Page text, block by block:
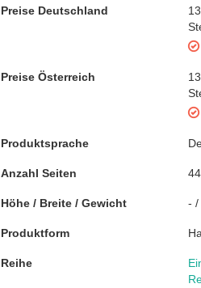
Preise Deutschland
Preise Österreich
Produktsprache
Anzahl Seiten
Höhe / Breite / Gewicht - /
Produktform
Reihe